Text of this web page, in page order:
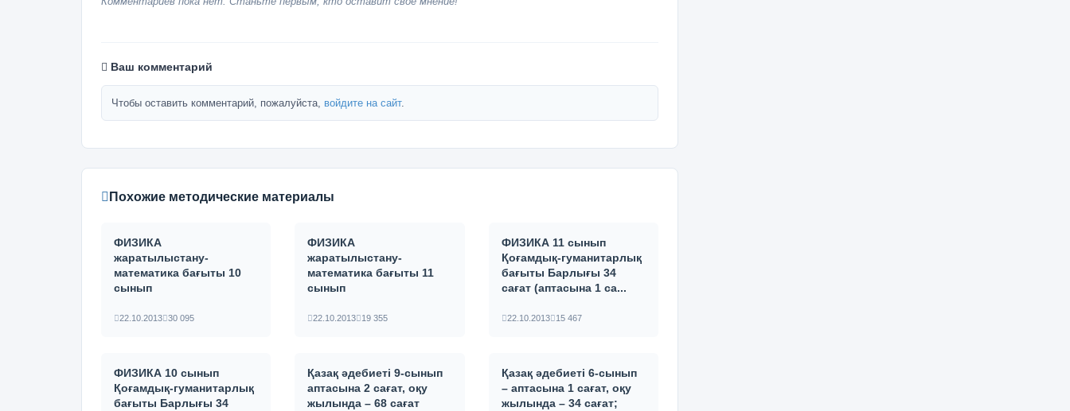
Ваш комментарий
Чтобы оставить комментарий, пожалуйста, войдите на сайт.
Похожие методические материалы
ФИЗИКА
жаратылыстану-
математика бағыты 10
сынып
22.10.2013 30 095
ФИЗИКА
жаратылыстану-
математика бағыты 11
сынып
22.10.2013 19 355
ФИЗИКА 11 сынып
Қоғамдық-гуманитарлық
бағыты Барлығы 34
сағат (аптасына 1 са...
22.10.2013 15 467
ФИЗИКА 10 сынып
Қоғамдық-гуманитарлық
бағыты Барлығы 34
Қазақ әдебиеті 9-сынып
аптасына 2 сағат, оқу
жылында – 68 сағат
Қазақ әдебиеті 6-сынып
– аптасына 1 сағат, оқу
жылында – 34 сағат;